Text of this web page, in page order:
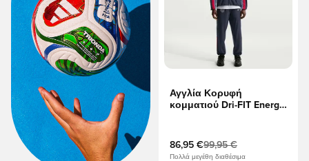
Αγγλία Κορυφή
κομματιού Dri-FIT Energy
Οψιδιανός/Work Blue/
Κόκκινο Speed
86,95 €99,95 €
Πολλά μεγέθη διαθέσιμα